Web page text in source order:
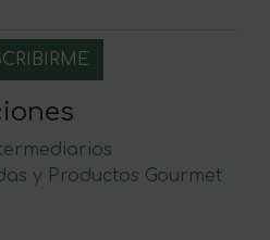
y Productos Gourmet